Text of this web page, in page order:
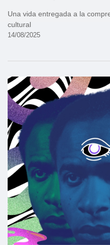
Una vida entregada a la
cultural
14/08/2025